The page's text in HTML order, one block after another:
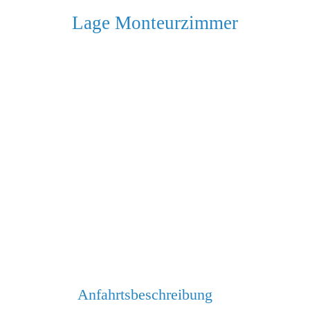
Lage Monteurzimmer
Anfahrtsbeschreibung